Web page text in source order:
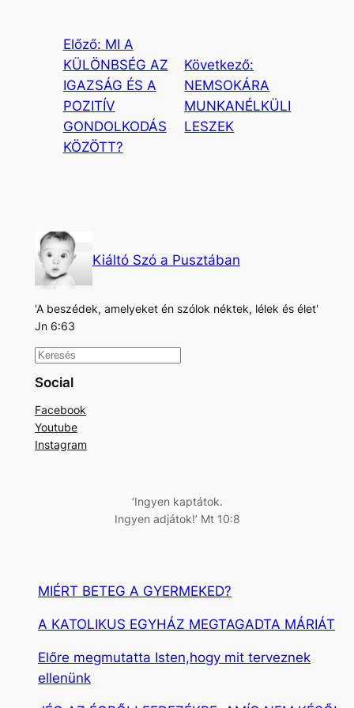
Előző: MI A
KÜLÖNBSÉG AZ
IGAZSÁG ÉS A
POZITÍV
GONDOLKODÁS
KÖZÖTT?
Következő:
NEMSOKÁRA
MUNKANÉLKÜLI
LESZEK
Kiáltó Szó a Pusztában
'A beszédek, amelyeket én szólok néktek, lélek és élet'
Jn 6:63
K
e
e
s
Social
Facebook
Youtube
Instagram
‘Ingyen kaptátok.
Ingyen adjátok!’ Mt 10:8
MIÉRT BETEG A GYERMEKED?
A KATOLIKUS EGYHÁZ MEGTAGADTA MÁRIÁT
Előre megmutatta Isten,hogy mit terveznek
ellenünk